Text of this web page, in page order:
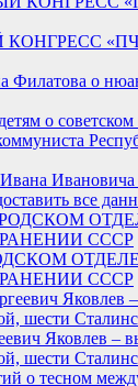
Ивановича
СССР
Яковлев
шести